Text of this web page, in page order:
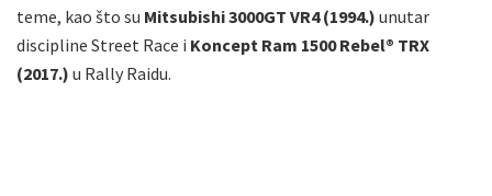
teme, kao što su Mitsubishi 3000GT VR4 (1994.) unutar
discipline Street Race i Koncept Ram 1500 Rebel® TRX
(2017.) u Rally Raidu.